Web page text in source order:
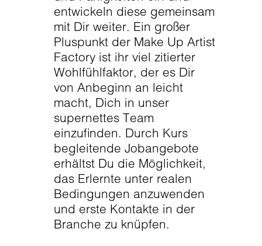
entwickeln diese gemeinsam
mit Dir weiter. Ein großer
Pluspunkt der Make Up Artist
Factory ist ihr viel zitierter
Wohlfühlfaktor, der es Dir
von Anbeginn an leicht
macht, Dich in unser
supernettes Team
einzufinden. Durch Kurs
begleitende Jobangebote
erhältst Du die Möglichkeit,
das Erlernte unter realen
Bedingungen anzuwenden
und erste Kontakte in der
Branche zu knüpfen.